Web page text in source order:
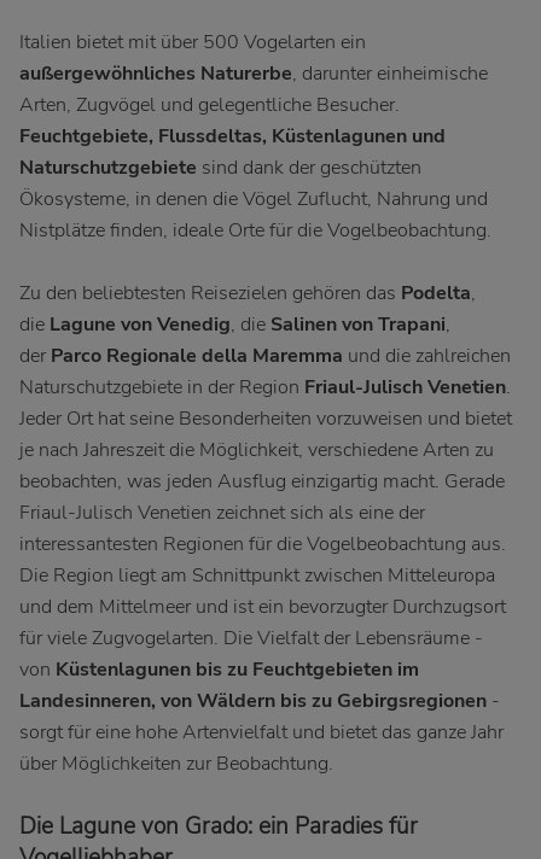
Italien bietet mit über 500 Vogelarten ein
außergewöhnliches Naturerbe, darunter einheimische
Arten, Zugvögel und gelegentliche Besucher.
Feuchtgebiete, Flussdeltas, Küstenlagunen und
Naturschutzgebiete sind dank der geschützten
Ökosysteme, in denen die Vögel Zuflucht, Nahrung und
Nistplätze finden, ideale Orte für die Vogelbeobachtung.
Zu den beliebtesten Reisezielen gehören das Podelta,
die Lagune von Venedig, die Salinen von Trapani,
der Parco Regionale della Maremma und die zahlreichen
Naturschutzgebiete in der Region Friaul-Julisch Venetien.
Jeder Ort hat seine Besonderheiten vorzuweisen und bietet
je nach Jahreszeit die Möglichkeit, verschiedene Arten zu
beobachten, was jeden Ausflug einzigartig macht. Gerade
Friaul-Julisch Venetien zeichnet sich als eine der
interessantesten Regionen für die Vogelbeobachtung aus.
Die Region liegt am Schnittpunkt zwischen Mitteleuropa
und dem Mittelmeer und ist ein bevorzugter Durchzugsort
für viele Zugvogelarten. Die Vielfalt der Lebensräume -
von Küstenlagunen bis zu Feuchtgebieten im
Landesinneren, von Wäldern bis zu Gebirgsregionen -
sorgt für eine hohe Artenvielfalt und bietet das ganze Jahr
über Möglichkeiten zur Beobachtung.
Die Lagune von Grado: ein Paradies für